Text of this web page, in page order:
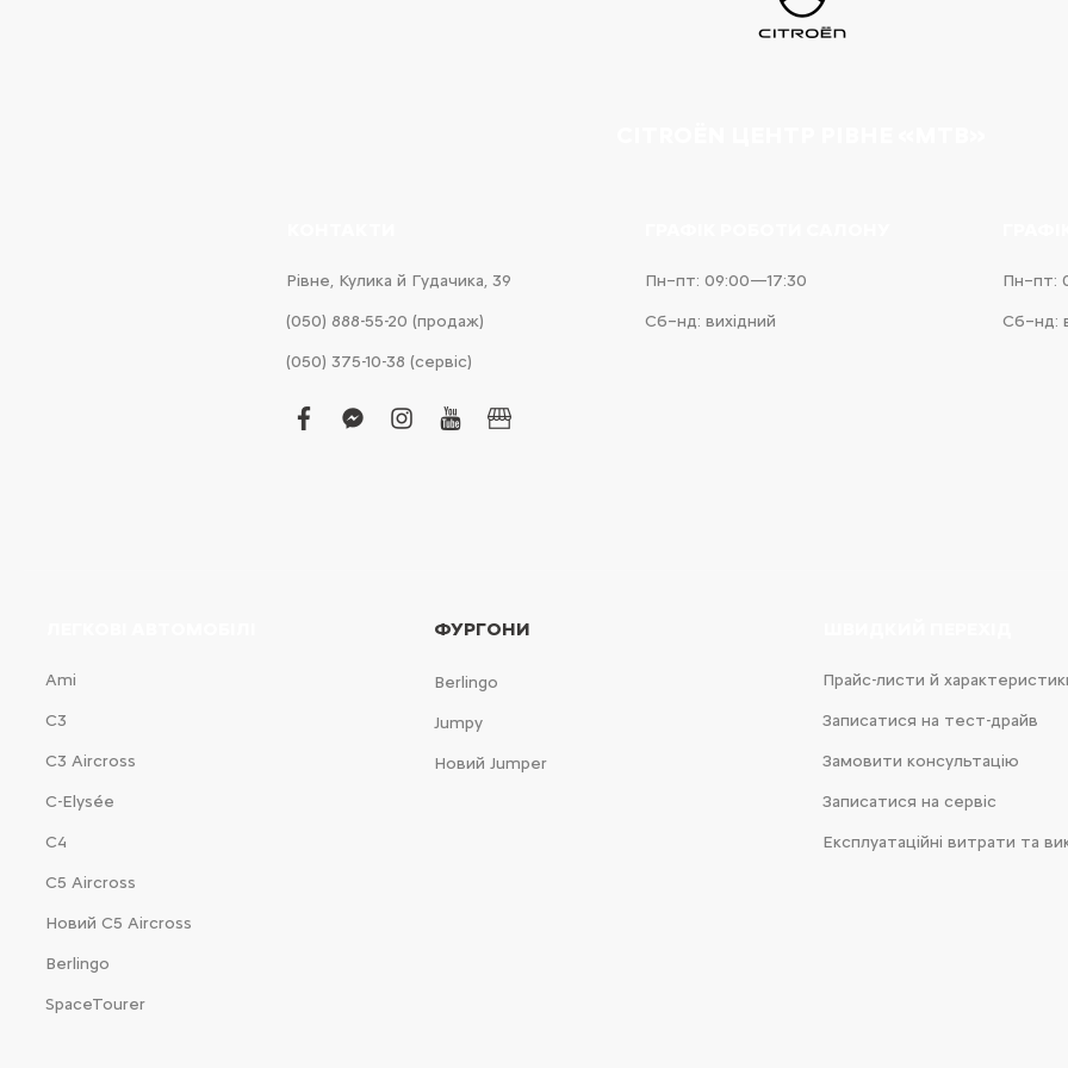
Рівне, Кулика й Гудачика, 39
(050) 888-55-20 (продаж)
(050) 375-10-38 (сервіс)
facebook
facebook-
instagram
youtubebusiness
Пн–пт: 09:00—17:30
Сб–нд: вихідний
Пн–пт:
Сб–нд:
Ami
С3
С3 Aircross
C-Elysée
С4
С5 Aircross
Новий С5 Aircross
Berlingo
SpaceTourer
ФУРГОНИ
Berlingo
Jumpy
Новий Jumper
Прайс-листи й
Записатися на тест-драйв
Замовити консультацію
Записатися на сервіс
Експлуатаційні витрати та